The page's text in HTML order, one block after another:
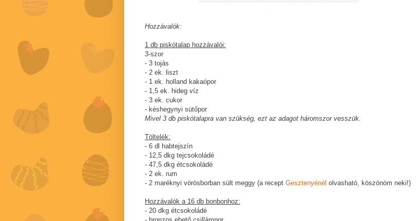
Hozzávalók:
1 db piskótalap hozzávalói:
3-szor
- 3 tojás
- 2 ek. liszt
- 1 ek. holland kakaópor
- 1,5 ek. hideg víz
- 3 ek. cukor
- késhegynyi sütőpor
Mivel 3 db piskótalapra van szükség, ezt az adagot háromszor vesszük.
Töltelék:
- 6 dl habtejszín
- 12,5 dkg tejcsokoládé
- 47,5 dkg étcsokoládé
- 2 ek. rum
- 2 maréknyi vörösborban sült meggy (a recept Gesztenyénél olvasható, köszönöm neki!)
Hozzávalók a 16 db bonbonhoz:
- 20 dkg étcsokoládé